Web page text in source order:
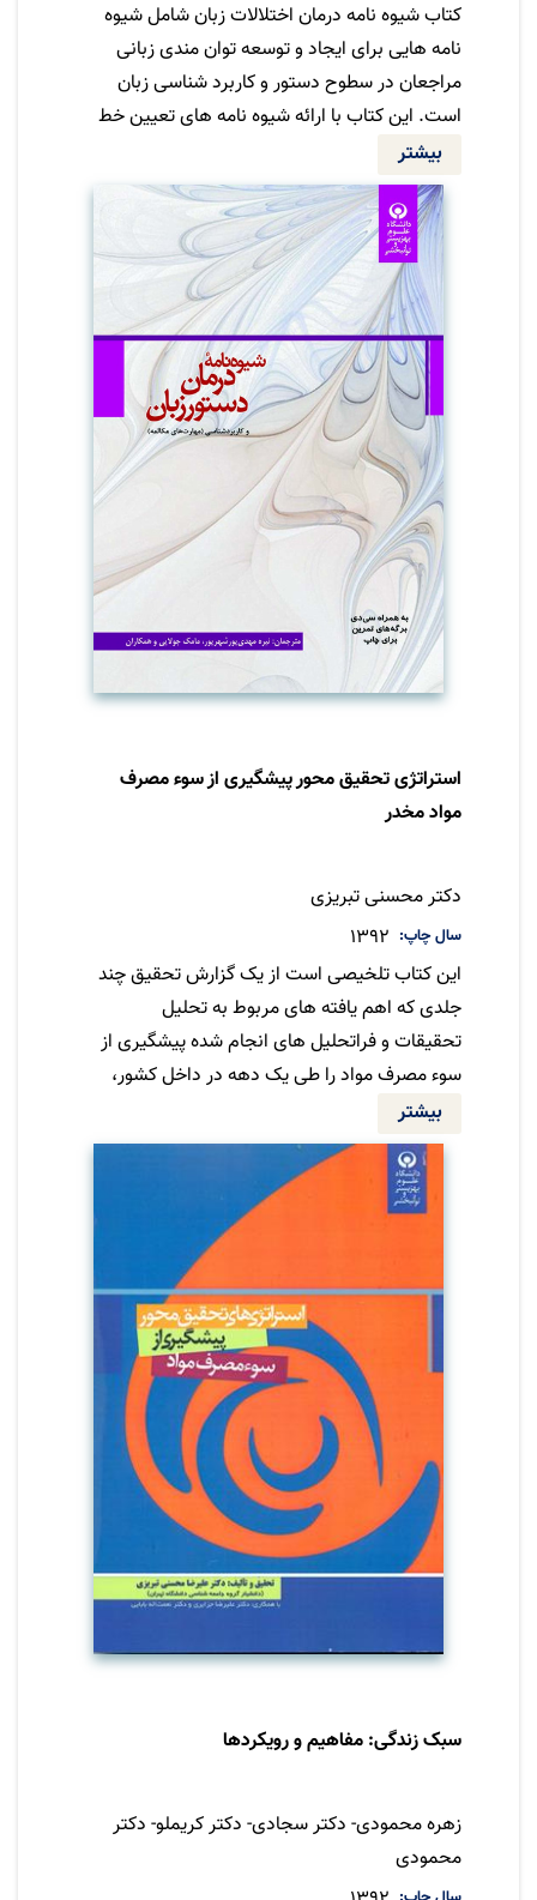
کتاب شیوه نامه درمان اختلالات زبان شامل شیوه
نامه هایی برای ایجاد و توسعه توان مندی زبانی
مراجعان در سطوح دستور و کاربرد شناسی زبان
است. این کتاب با ارائه شیوه نامه های تعیین خط
پایه، درمان، تعمیم و وارسی، یک روند مشخصی را
برای درمان تعیین می کند. در ترجمه این کتاب
شیوه نامه ها به همان صورتی که در کتاب مرجع
بوده، آورده شده است .
بیشتر
استراتژی تحقیق محور پیشگیری از سوء مصرف
مواد مخدر
دکتر محسنی تبریزی
سال چاپ
1392
این کتاب تلخیصی است از یک گزارش تحقیق چند
جلدی که اهم یافته های مربوط به تحلیل
تحقیقات و فراتحلیل های انجام شده پیشگیری از
سوء مصرف مواد را طی یک دهه در داخل کشور،
1990 تا 2000 میلادی واکاری کرده است .
بیشتر
سبک زندگی: مفاهیم و رویکردها
زهره محمودی- دکتر سجادی- دکتر کریملو- دکتر
محمودی